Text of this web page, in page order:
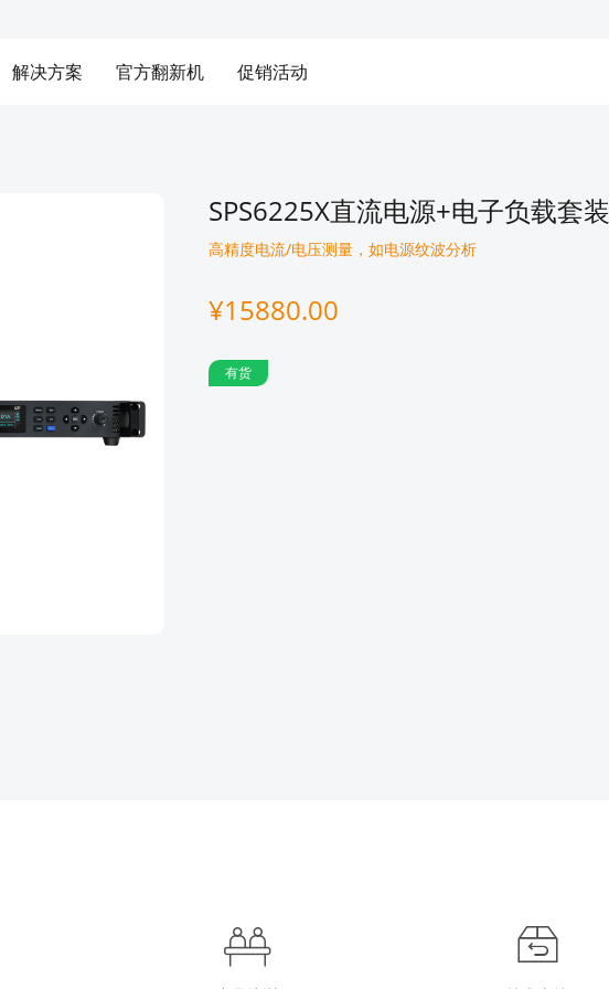
解决方案 官方翻新机 促销活动
SPS6225X直流电源+电子负载套装
高精度电流/电压测量，如电源纹波分析
¥15880.00
有货